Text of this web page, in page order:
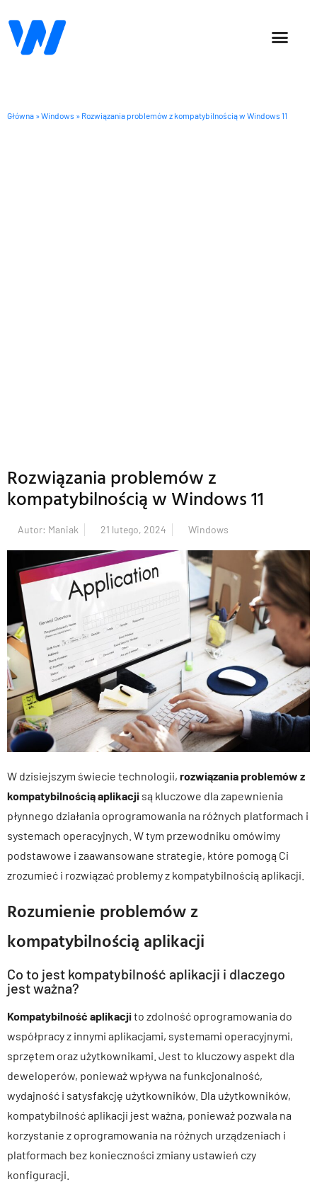
Główna »Windows » Rozwiązania problemów z kompatybilnością w Windows 11
Rozwiązania problemów z
kompatybilnością w Windows 11
Autor: Maniak 21 lutego, 2024 Windows
W dzisiejszym świecie technologii, rozwiązania problemów z
kompatybilnością aplikacji są kluczowe dla zapewnienia
płynnego działania oprogramowania na różnych platformach i
systemach operacyjnych. W tym przewodniku omówimy
podstawowe i zaawansowane strategie, które pomogą Ci
zrozumieć i rozwiązać problemy z kompatybilnością aplikacji.
Rozumienie problemów z
kompatybilnością aplikacji
Co to jest kompatybilność aplikacji i dlaczego
jest ważna?
Kompatybilność aplikacjito zdolność oprogramowania do
współpracy z innymi aplikacjami, systemami operacyjnymi,
sprzętem oraz użytkownikami. Jest to kluczowy aspekt dla
deweloperów, ponieważ wpływa na funkcjonalność,
wydajność i satysfakcję użytkowników. Dla użytkowników,
kompatybilność aplikacji jest ważna, ponieważ pozwala na
korzystanie z oprogramowania na różnych urządzeniach i
platformach bez konieczności zmiany ustawień czy
konfiguracji.